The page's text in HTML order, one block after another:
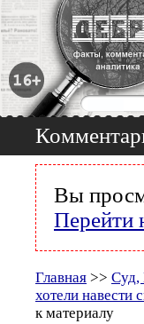
Вы
Перейти
Главная >> Суд,
хотели навести
к материалу